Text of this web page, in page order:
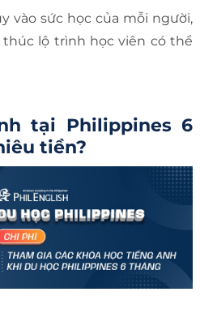
vào sức học của mỗi người,
lộ trình học viên có thể
tại Philippines 6
tiền?